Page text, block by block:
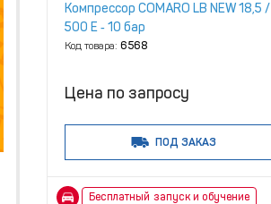
Компрессор COMARO LB NEW 18,5 /
500 E ‑ 10 бар
Код товара: 6568
Цена по запросу
ПОД ЗАКАЗ
Бесплатный запуск и обучение